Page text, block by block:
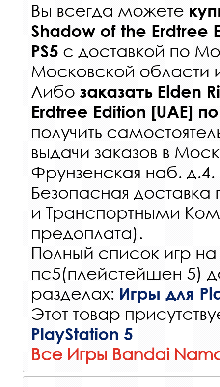
Вы всегда можете
Shadow of the Erdtree
PS5 с доставкой по
Московской области
Либо заказать Elden
Erdtree Edition [UAE]
получить
выдачи заказов в
Фрунзенская наб. д.4.
Безопасная
и Транспортными
предоплата).
Полный список игр на
пс5(плейстейшен 5)
разделах: Игры для
Этот товар
PlayStation 5
Все Игры Bandai